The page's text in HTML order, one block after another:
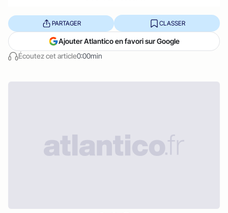
Écoutez cet article0:00min
PARTAGER CLASSER
Ajouter Atlantico en favori sur Google